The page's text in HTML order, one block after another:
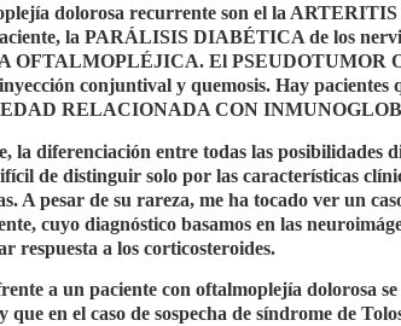
dolorosa recurrente son el la
la PARÁLISIS DIABÉTICA de los
OFTALMOPLÉJICA. El PSEUDOTUMOR
conjuntival y quemosis. Hay pacientes
RELACIONADA CON
la diferenciación entre todas las posibilidades
de distinguir solo por las características
A pesar de su rareza, me ha tocado ver un
cuyo diagnóstico basamos en las
respuesta a los corticosteroides.
a un paciente con oftalmoplejía dolorosa
que en el caso de sospecha de síndrome de